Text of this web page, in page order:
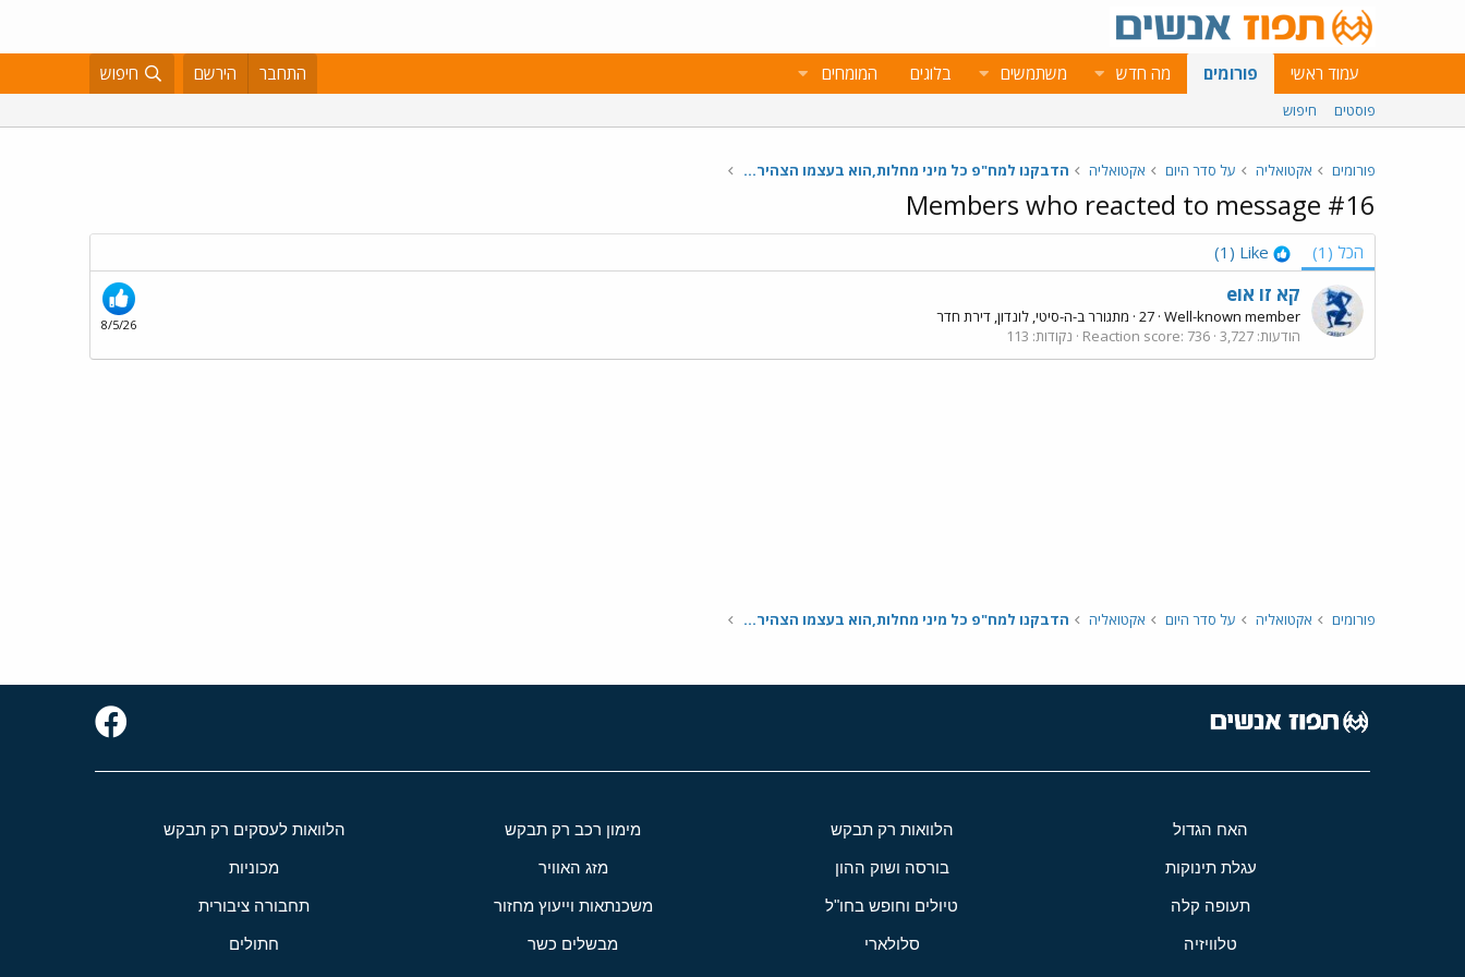
עמוד ראשי פורומים מה חדש משתמשים בלוגים המומחים התחבר הירשם חיפוש
פוסטים חיפוש
פורומים אקטואליה על סדר היום אקטואליה הדבקנו למח"פ כל מיני מחלות,הוא בעצמו הצהיר שהוא נרקיסיסט אבל...
Members who reacted to message #16
הכל (1)
Like
(1)
8/5/26
eקא זו או
Well-known member
·
· מתגורר ב-ה-סיטי, לונדון, דירת חדר
הודעות 3,727
Reaction score 736 נקודות 113
פורומים אקטואליה על סדר היום אקטואליה הדבקנו למח"פ כל מיני מחלות,הוא בעצמו הצהיר שהוא נרקיסיסט אבל...
האח הגדול הלוואות רק תבקש מימון רכב רק תבקש הלוואות לעסקים רק תבקש
עגלת תינוקות בורסה ושוק ההון מזג האוויר מכוניות
תעופה קלה טיולים וחופש בחו"ל משכנתאות וייעוץ מחזור תחבורה ציבורית
טלוויזיה סלולארי מבשלים כשר חתולים